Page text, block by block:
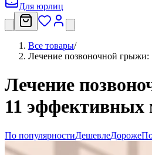
Для юрлиц
Все товары/
Лечение позвоночной грыжи:
Лечение
11 эффективных
По популярностиДешевлеДороже